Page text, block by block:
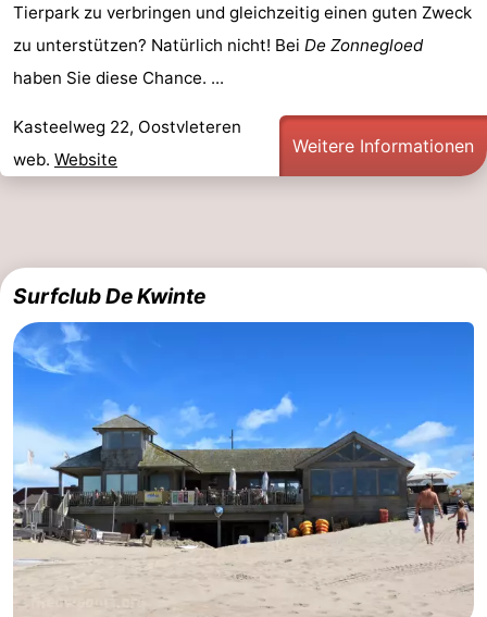
Tierpark zu verbringen und gleichzeitig einen guten Zweck
zu unterstützen? Natürlich nicht! Bei De Zonnegloed
haben Sie diese Chance. ...
Kasteelweg 22, Oostvleteren
web. Website
Weitere Informationen
Surfclub De Kwinte